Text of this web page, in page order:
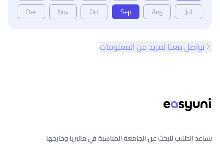
Jul
Aug
Sep
Oct
Nov
Dec
تواصل معنا لمزيد من المعلومات
نساعد الطلاب للبحث عن الجامعة المناسبة في ماليزيا وخارجها